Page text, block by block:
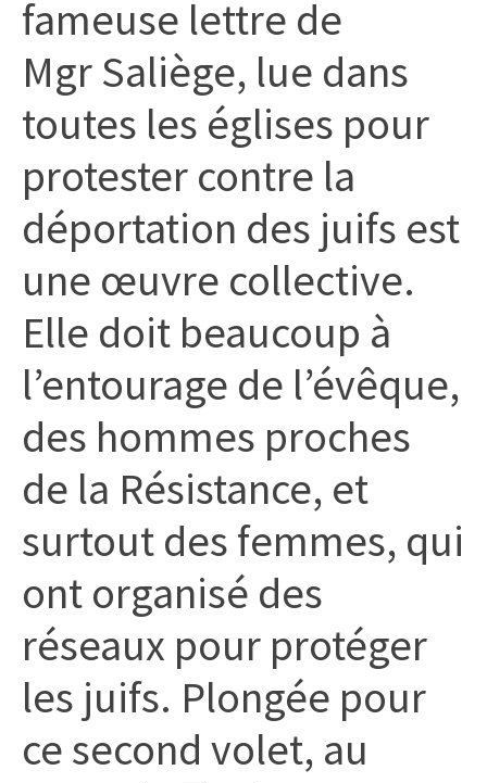
fameuse lettre de
Mgr Saliège, lue dans
toutes les églises pour
protester contre la
déportation des juifs est
une œuvre collective.
Elle doit beaucoup à
l’entourage de l’évêque,
des hommes proches
de la Résistance, et
surtout des femmes, qui
ont organisé des
réseaux pour protéger
les juifs. Plongée pour
ce second volet, au